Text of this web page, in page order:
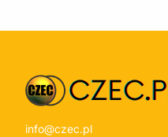
info@czec.pl